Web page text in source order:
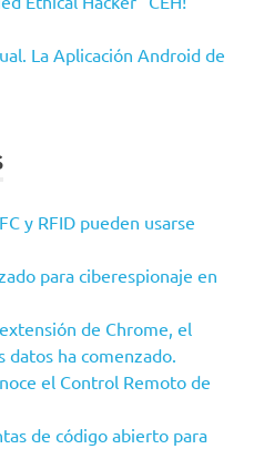
La Aplicación Android de
y RFID pueden usarse
para ciberespionaje en
de Chrome, el
ha comenzado.
el Control Remoto de
de código abierto para